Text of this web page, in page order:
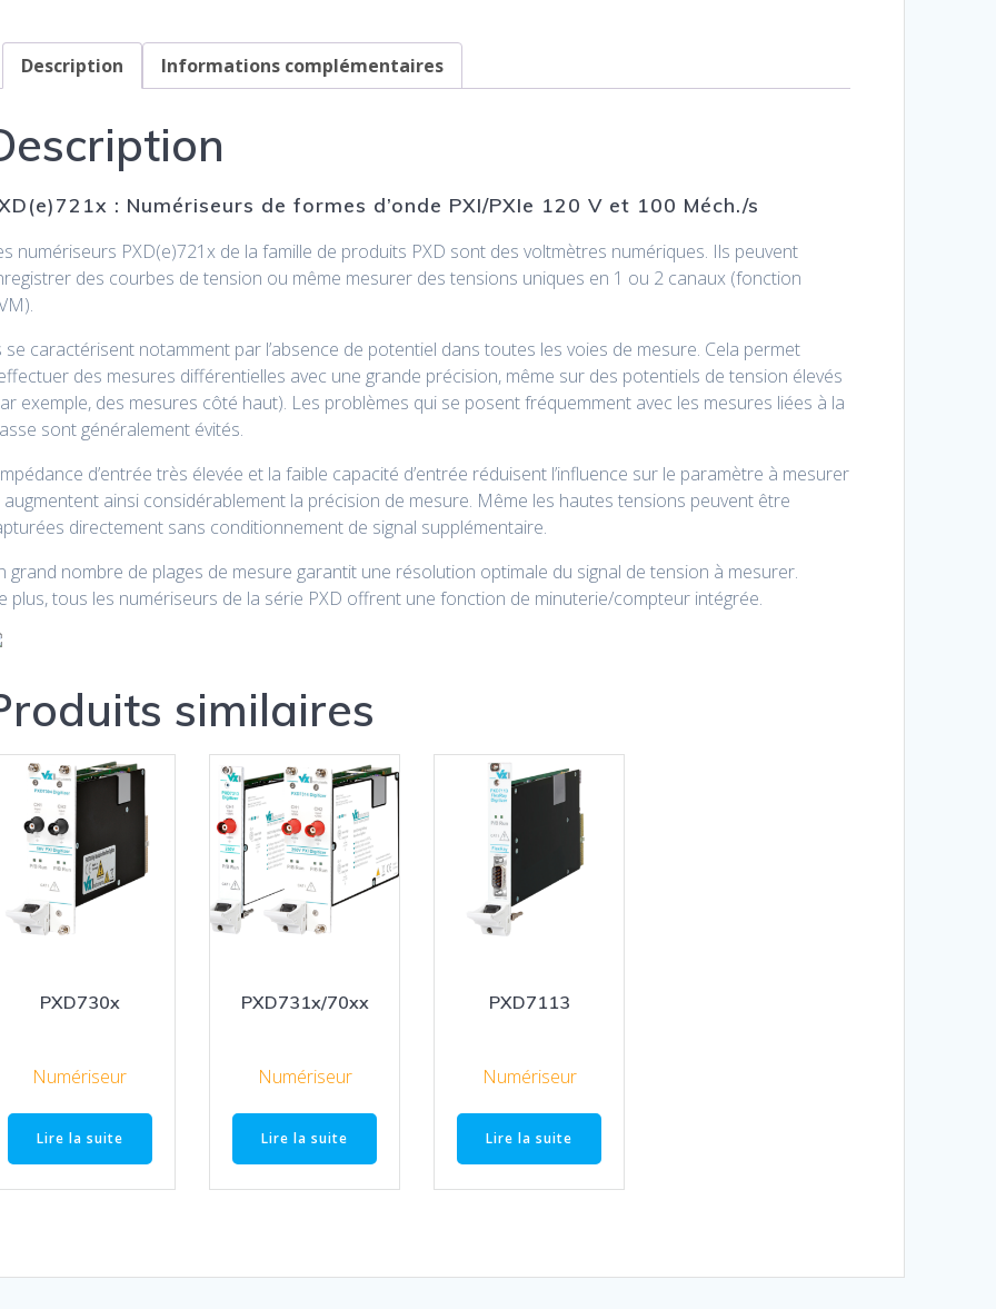
Description Informations complémentaires
: Numériseurs de formes d’onde PXI/PXIe 120 V et 100 Méch./s
numériseurs PXD(e)721x de la famille de produits PXD sont des voltmètres numériques. Ils peuvent
des courbes de tension ou même mesurer des tensions uniques en 1 ou 2 canaux (fonction
se caractérisent notamment par l’absence de potentiel dans toutes les voies de mesure. Cela permet
des mesures différentielles avec une grande précision, même sur des potentiels de tension élevés
exemple, des mesures côté haut). Les problèmes qui se posent fréquemment avec les mesures liées à la
sont généralement évités.
d’entrée très élevée et la faible capacité d’entrée réduisent l’influence sur le paramètre à mesurer
ainsi considérablement la précision de mesure. Même les hautes tensions peuvent être
directement sans conditionnement de signal supplémentaire.
grand nombre de plages de mesure garantit une résolution optimale du signal de tension à mesurer.
plus, tous les numériseurs de la série PXD offrent une fonction de minuterie/compteur intégrée.
similaires
PXD730x
Numériseur
Lire la suite
PXD731x/70xx
Numériseur
Lire la suite
PXD7113
Numériseur
Lire la suite